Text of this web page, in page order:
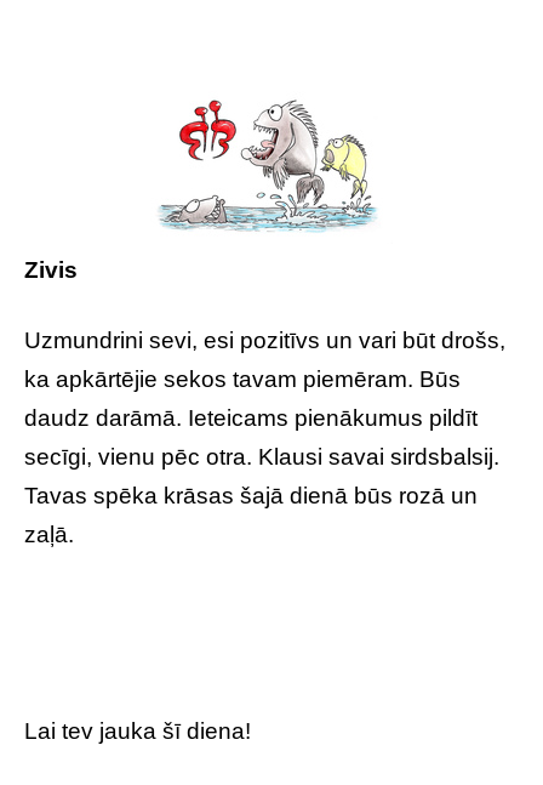
Zivis
Uzmundrini sevi, esi pozitīvs un vari būt drošs,
ka apkārtējie sekos tavam piemēram. Būs
daudz darāmā. Ieteicams pienākumus pildīt
secīgi, vienu pēc otra. Klausi savai sirdsbalsij.
Tavas spēka krāsas šajā dienā būs rozā un
zaļā.
Lai tev jauka šī diena!